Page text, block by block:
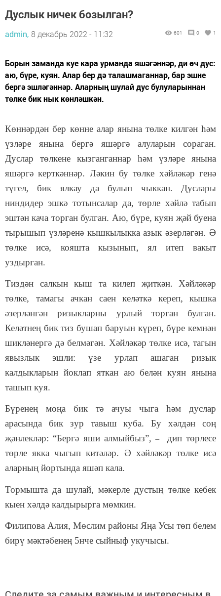
Дуслык ничек бозылган?
admin, 8 декабрь 2022 - 11:32 601 0 1
Борын заманда куе кара урманда яшәгәннәр, ди өч дус:
аю, бүре, куян. Алар бер дә талашмаганнар, бар эшне
бергә эшләгәннәр. Аларның шулай дус булуларыннан
төлке бик нык көнләшкән.
Көннәрдән бер көнне алар янына төлке килгән һәм
үзләре янына бергә яшәргә алуларын сораган.
Дуслар төлкене кызганганнар һәм үзләре янына
яшәргә керткәннәр. Ләкин бу төлке хәйләкәр генә
түгел, бик ялкау да булып чыккан. Дуслары
ниндидер эшкә тотынсалар да, төрле хәйлә табып
эштән кача торган булган. Аю, бүре, куян җәй буена
тырышып үзләренә кышкылыкка азык әзерләгән. Ә
төлке исә, кояшта кызынып, ял итеп вакыт
уздырган.
Тиздән салкын кыш та килеп җиткән. Хәйләкәр
төлке, тамагы ачкан саен келәткә кереп, кышка
әзерләнгән ризыкларны урлый торган булган.
Келәтнең бик тиз бушап баруын күреп, бүре кемнән
шикләнергә дә белмәгән. Хәйләкәр төлке исә, тагын
явызлык эшли: үзе урлап ашаган ризык
калдыкларын йоклап яткан аю белән куян янына
ташып куя.
Бүренең моңа бик тә ачуы чыга һәм дуслар
арасында бик зур тавыш куба. Бу хәлдән соң
җәнлекләр: “Бергә яши алмыйбыз”,–
дип төрлесе
төрле якка чыгып китәләр. Ә хәйләкәр төлке исә
аларның йортында яшәп кала.
Тормышта да шулай, мәкерле дустың төлке кебек
кыен хәлдә калдырырга мөмкин.
Филипова Алия, Мөслим районы Яңа Усы төп белем
бирү мәктәбенең 5нче сыйныф укучысы.